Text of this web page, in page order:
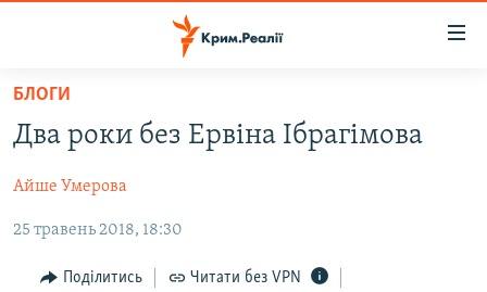
Перейти
основного
Перейти
до
навігації
ВОДА.КРИМ
ВІДЕО ТА ФОТО
ПОЛІТИКА
БЛОГИ
БЛОГИ
Два роки без Ервіна Ібрагімова
Айше Умерова
25 травень 2018, 18:30
Поділитись Читати без VPN